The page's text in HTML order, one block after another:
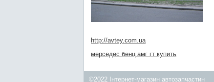
http://avtey.com.ua
мерседес бенц амг гт купить
©2022 Інтернет-магазин автозапчастин